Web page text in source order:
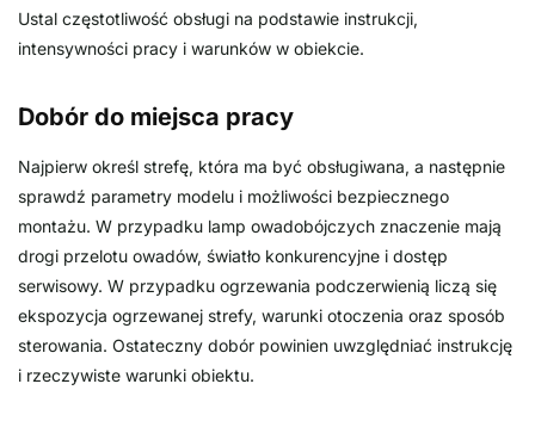
Ustal częstotliwość obsługi na podstawie instrukcji,
intensywności pracy i warunków w obiekcie.
Dobór do miejsca pracy
Najpierw określ strefę, która ma być obsługiwana, a następnie
sprawdź parametry modelu i możliwości bezpiecznego
montażu. W przypadku lamp owadobójczych znaczenie mają
drogi przelotu owadów, światło konkurencyjne i dostęp
serwisowy. W przypadku ogrzewania podczerwienią liczą się
ekspozycja ogrzewanej strefy, warunki otoczenia oraz sposób
sterowania. Ostateczny dobór powinien uwzględniać instrukcję
i rzeczywiste warunki obiektu.